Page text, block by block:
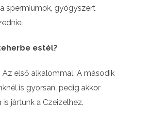
spermiumok, gyógyszert
estél?
Az első alkalommal. A második
is gyorsan, pedig akkor
is jártunk a Czeizelhez.